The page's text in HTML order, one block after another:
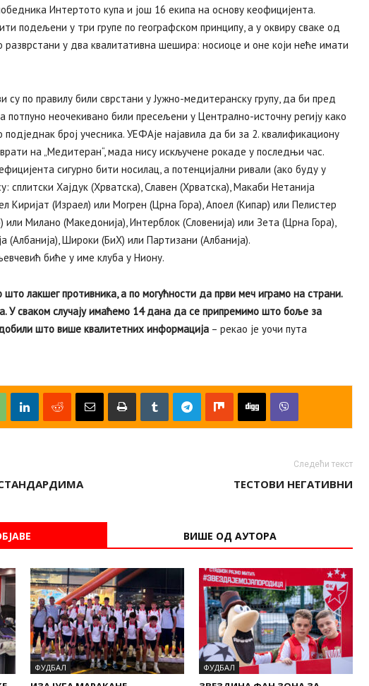
Интертото купа и још 16 екипа на основу кеофицијента.
подељени у три групе по географском принципу, а у оквиру сваке од
у два квалитативна шешира: носиоце и оне који неће имати
су по правилу били сврстани у Јужно-медитеранску групу, да би пред
потпуно неочекивано били пресељени у Централно-источну регију како
подједнак број учесника. УЕФАје најавила да би за 2. квалификациону
на „Медитеран“, мада нису искључене рокаде у последњи час.
сигурно бити носилац, а потенцијални ривали (ако буду у
сплитски Хајдук (Хрватска), Славен (Хрватска), Макаби Нетанија
Киријат (Израел) или Могрен (Црна Гора), Апоел (Кипар) или Пелистер
или Милано (Македонија), Интерблок (Словенија) или Зета (Црна Гора),
(Албанија), Широки (БиХ) или Партизани (Албанија).
биће у име клуба у Ниону.
лакшег противника, а по могућности да први меч играмо на страни.
У сваком случају имаћемо 14 дана да се припремимо што боље за
што више квалитетних информација – рекао је уочи пута
Следећи текст
ТЕСТОВИ НЕГАТИВНИ
ВИШЕ ОД АУТОРА
ФУДБАЛ ФУДБАЛ